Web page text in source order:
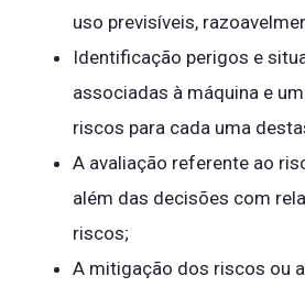
uso previsíveis,
Identificação perigos e
associadas à máquina e
riscos para cada uma
A avaliação referente ao
além das decisões com
riscos;
A mitigação dos riscos ou